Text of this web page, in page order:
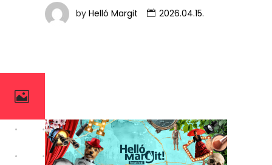
by Helló Margit 2026.04.15.